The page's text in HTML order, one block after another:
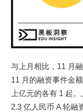
与上月相比，11 月
11 月的融资事件金
上亿元的各有 1 起
2.3 亿人民币 A 轮融